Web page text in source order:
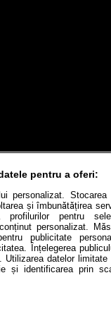
Cât costă?
pentru a oferi:
personalizat. Stocarea
și îmbunătățirea
profilurilor pentru
personalizat.
publicitate
Înțelegerea
datelor limitate
și identificarea prin